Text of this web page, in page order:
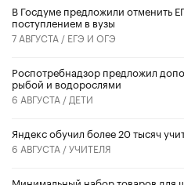
В Госдуме предложили отменить
поступлением в вузы
7 АВГУСТА / ЕГЭ И ОГЭ
Роспотребнадзор предложил
рыбой и водорослями
6 АВГУСТА / ДЕТИ
​Яндекс обучил более 20 тысяч
6 АВГУСТА /УЧИТЕЛЯ
Минимальный набор товаров для